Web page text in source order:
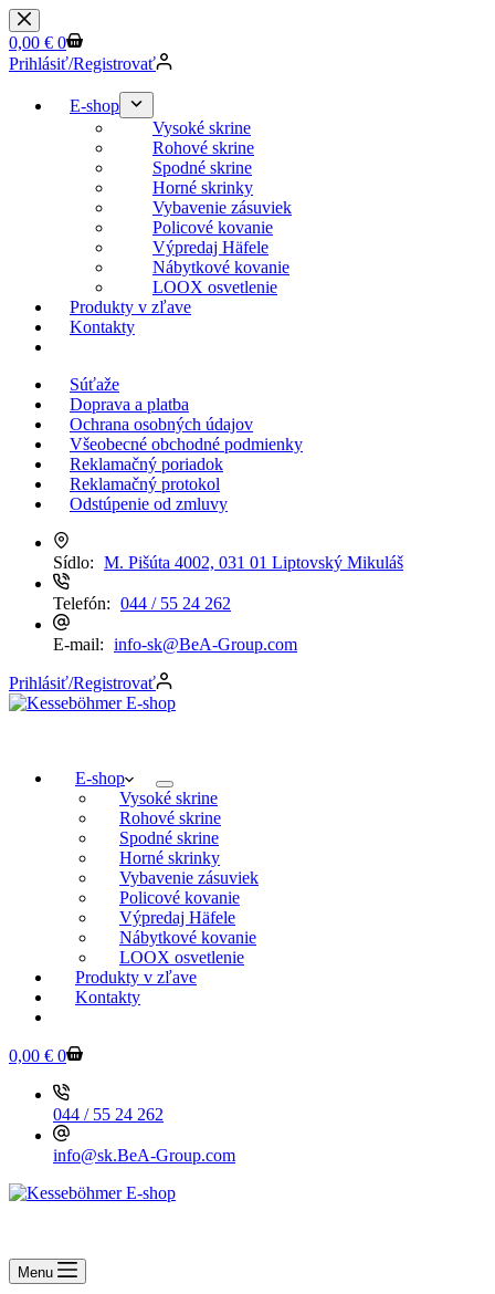
Skip
to
content
Shopping
cart
0,00 € 0
Prihlásiť/Registrovať
E-shop
Vysoké skrine
Rohové skrine
Spodné skrine
Horné skrinky
Vybavenie zásuviek
Policové kovanie
Výpredaj Häfele
Nábytkové kovanie
LOOX osvetlenie
Produkty v zľave
Kontakty
Súťaže
Doprava a platba
Ochrana osobných údajov
Všeobecné obchodné podmienky
Reklamačný poriadok
Reklamačný protokol
Odstúpenie od zmluvy
Sídlo: M. Pišúta 4002, 031 01 Liptovský Mikuláš
Telefón: 044 / 55 24 262
E-mail: info-sk@BeA-Group.com
Prihlásiť/Registrovať
E-shop
Vysoké skrine
Rohové skrine
Spodné skrine
Horné skrinky
Vybavenie zásuviek
Policové kovanie
Výpredaj Häfele
Nábytkové kovanie
LOOX osvetlenie
Produkty v zľave
Kontakty
Shopping
0,00 € 0
044 / 55 24 262
info@sk.BeA-Group.com
Menu